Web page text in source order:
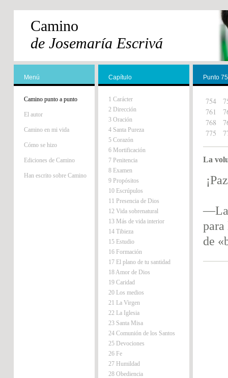
Camino
de Josemaría Escrivá
Menú
Camino punto a punto
El autor
Camino en mi vida
Cómo se hizo
Ediciones de Camino
Han escrito sobre Camino
Capítulo
1 Carácter
2 Dirección
3 Oración
4 Santa Pureza
5 Corazón
6 Mortificación
7 Penitencia
8 Examen
9 Propósitos
10 Escrúpulos
11 Presencia de Dios
12 Vida sobrenatural
13 Más de vida interior
14 Tibieza
15 Estudio
16 Formación
17 El plano de tu santidad
18 Amor de Dios
19 Caridad
20 Los medios
21 La Virgen
22 La Iglesia
23 Santa Misa
24 Comunión de los Santos
25 Devociones
26 Fe
27 Humildad
28 Obediencia
Punto
754
761
768
775
La
—La
para
de